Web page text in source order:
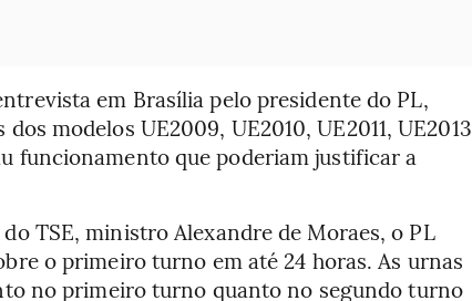
em Brasília pelo presidente do PL,
modelos UE2009, UE2010, UE2011, UE2013
funcionamento que poderiam justificar a
TSE, ministro Alexandre de Moraes, o PL
o primeiro turno em até 24 horas. As urnas
no primeiro turno quanto no segundo turno